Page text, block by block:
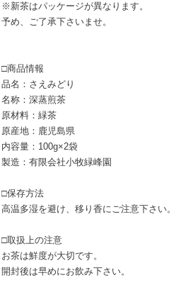
※新茶はパッケージが異なります。
予め、ご了承下さいませ。
□商品情報
品名：さえみどり
名称：深蒸煎茶
原材料：緑茶
原産地：鹿児島県
内容量：100g×2袋
製造：有限会社小牧緑峰園
□保存方法
高温多湿を避け、移り香にご注意下さい。
□取扱上の注意
お茶は鮮度が大切です。
開封後は早めにお飲み下さい。